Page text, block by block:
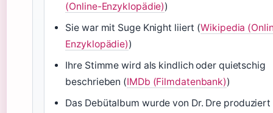
(Online-Enzyklopädie))
Sie war mit Suge Knight liiert (Wikipedia
Enzyklopädie))
Ihre Stimme wird als kindlich oder quietschig
beschrieben (IMDb (Filmdatenbank))
Das Debütalbum wurde von Dr. Dre produziert